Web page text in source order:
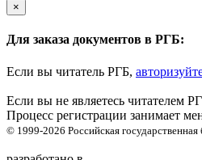
×
Для заказа документов в РГБ:
Если вы читатель РГБ,
Если вы не являетесь читателем
Процесс регистрации занимает
© 1999-2026 Российская государственная